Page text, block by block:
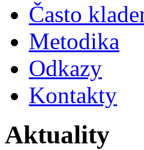
Často
Metodika
Odkazy
Kontakty
Aktuality